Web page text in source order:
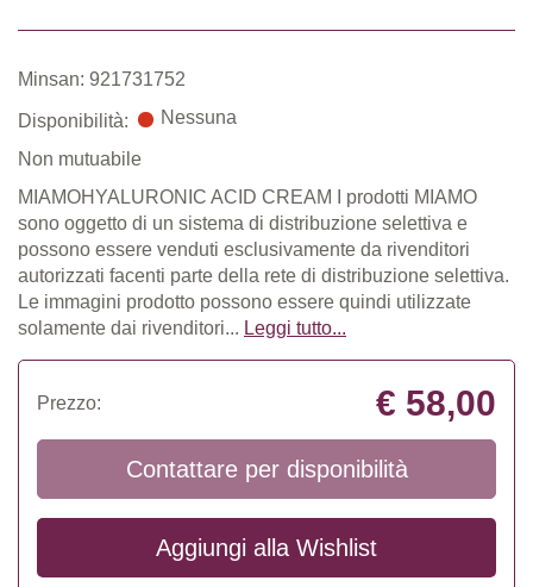
Minsan: 921731752
Disponibilità: Nessuna
Non mutuabile
MIAMOHYALURONIC ACID CREAM I prodotti MIAMO
sono oggetto di un sistema di distribuzione selettiva e
possono essere venduti esclusivamente da rivenditori
autorizzati facenti parte della rete di distribuzione selettiva.
Le immagini prodotto possono essere quindi utilizzate
solamente dai rivenditori... Leggi tutto...
Prezzo: € 58,00
Contattare per disponibilità
Aggiungi alla Wishlist